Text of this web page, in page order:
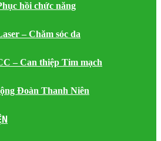
hồi chức năng
– Chăm sóc da
– Can thiệp Tim mạch
Đoàn Thanh Niên